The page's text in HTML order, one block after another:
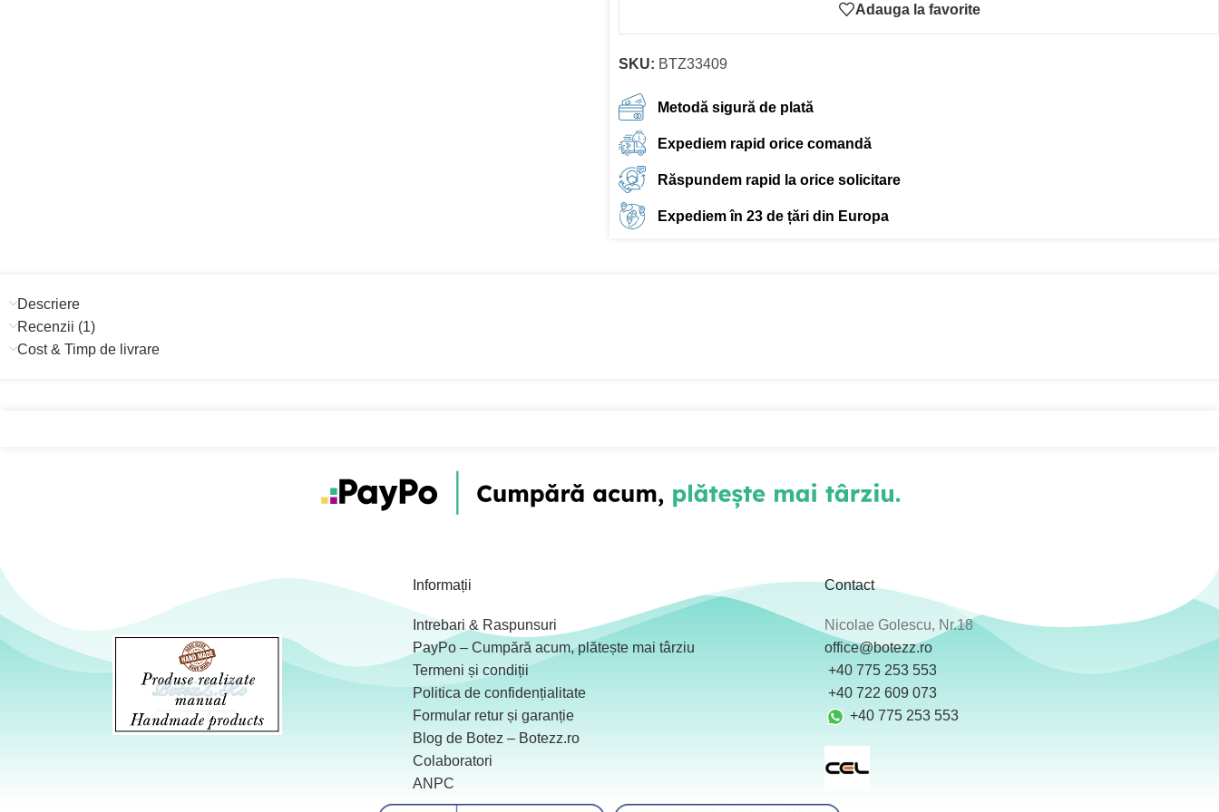
Adauga la favorite
SKU: BTZ33409
Metodă sigură de plată
Expediem rapid orice comandă
Răspundem rapid la orice solicitare
Expediem în 23 de țări din Europa
Descriere
Recenzii (1)
Cost & Timp de livrare
Informații
Intrebari & Raspunsuri
PayPo – Cumpără acum, plătește mai târziu
Termeni și condiții
Politica de confidențialitate
Formular retur și garanție
Blog de Botez – Botezz.ro
Colaboratori
ANPC
Contact
Nicolae Golescu, Nr.18
office@botezz.ro
+40 775 253 553
‪ +40 722 609 073
+40 775 253 553